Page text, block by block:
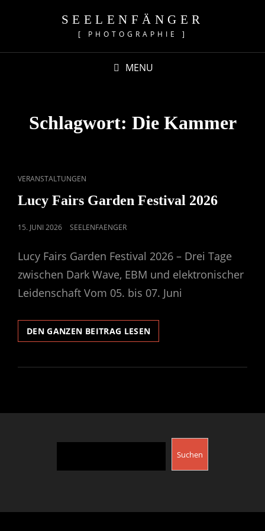
SEELENFÄNGER
[ PHOTOGRAPHIE ]
MENU
Schlagwort: Die Kammer
CAT
LINKS
VERANSTALTUNGEN
Lucy Fairs Garden Festival 2026
POSTED
15. JUNI 2026 SEELENFAENGER
Lucy Fairs Garden Festival 2026 – Drei Tage
zwischen Dark Wave, EBM und elektronischer
Leidenschaft Vom 05. bis 07. Juni
DEN GANZEN BEITRAG LESENLUCY
FAIRS
FESTIVAL
Suchen